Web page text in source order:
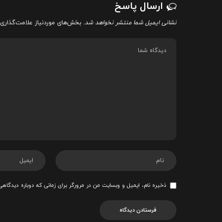
ارسال پاسخ
نشانی ایمیل شما منتشر نخواهد شد. بخش‌های موردنیاز
ذخیره نام، ایمیل و وبسایت من در مرورگر برای زمانی که دوباره